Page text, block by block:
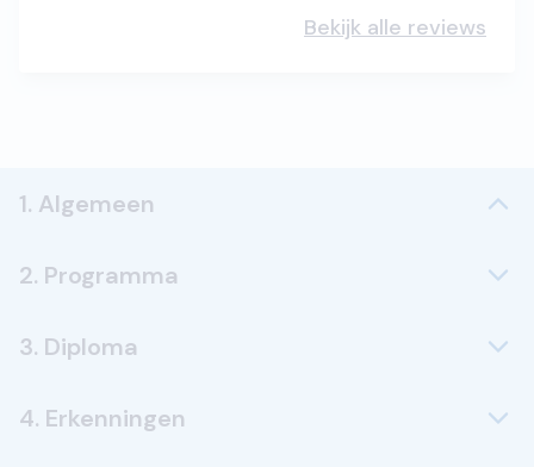
Bekijk alle reviews
1. Algemeen
2. Programma
3. Diploma
4. Erkenningen